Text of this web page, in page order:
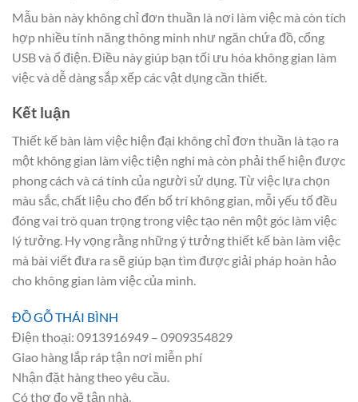
Mẫu bàn này không chỉ đơn thuần là nơi làm việc mà còn tích
hợp nhiều tính năng thông minh như ngăn chứa đồ, cổng
USB và ổ điện. Điều này giúp bạn tối ưu hóa không gian làm
việc và dễ dàng sắp xếp các vật dụng cần thiết.
Kết luận
Thiết kế bàn làm việc hiện đại không chỉ đơn thuần là tạo ra
một không gian làm việc tiện nghi mà còn phải thể hiện được
phong cách và cá tính của người sử dụng. Từ việc lựa chọn
màu sắc, chất liệu cho đến bố trí không gian, mỗi yếu tố đều
đóng vai trò quan trọng trong việc tạo nên một góc làm việc
lý tưởng. Hy vọng rằng những ý tưởng thiết kế bàn làm việc
mà bài viết đưa ra sẽ giúp bạn tìm được giải pháp hoàn hảo
cho không gian làm việc của mình.
ĐỒ GỖ THÁI BÌNH
Điện thoại: 0913916949 – 0909354829
Giao hàng lắp ráp tận nơi miễn phí
Nhận đặt hàng theo yêu cầu.
Có thợ đo vẽ tận nhà.